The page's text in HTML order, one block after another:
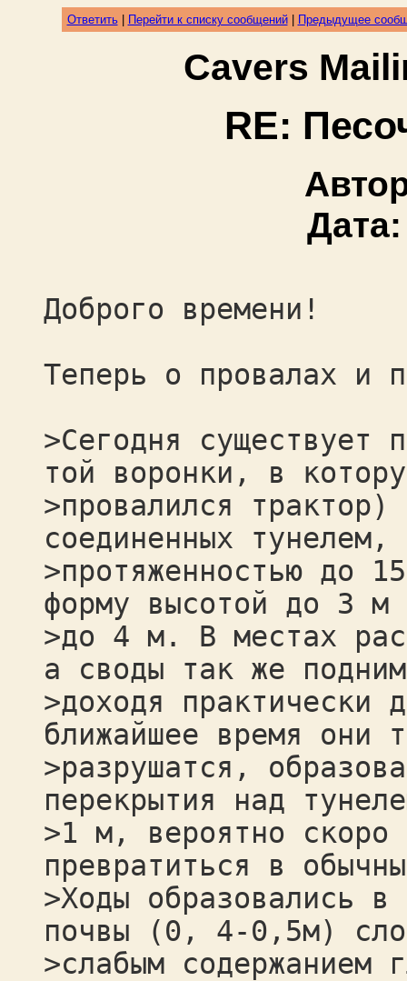
Ответить| Перейти к списку сообщений| Предыдущее
Cavers
RE:
Доброго времени!
Теперь о провалах и
>Сегодня существует
той воронки, в
>провалился
соединенных тунелем,
>протяженностью до
форму высотой до 3 м
>до 4 м. В местах
а своды так же
>доходя практически
ближайшее время они
>разрушатся,
перекрытия над
>1 м, вероятно скоро
превратиться в
>Ходы образовались
почвы (0, 4-0,5м)
>слабым содержанием